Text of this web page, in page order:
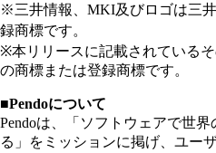
※三井情報、MKI及びロゴは三
録商標です。
※本リリースに記載されている
の商標または登録商標です。
■Pendoについて
Pendoは、「ソフトウェアで世
る」をミッションに掲げ、ユー